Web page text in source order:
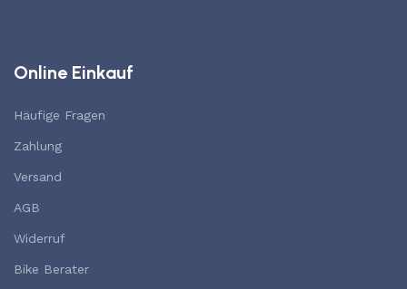
Online Einkauf
Häufige Fragen
Zahlung
Versand
AGB
Widerruf
Bike Berater